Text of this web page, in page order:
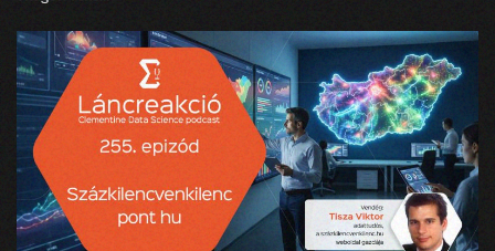
128 - Hol áll hazánk az MI-világlistán?
127 - Ügyfélszolgálat vagy profitorientált időhúzás?
126 - Béla beindul az OSINT-ra!
125 - MI is csak emberek vagyunk!
124 - Munkahelyi románcot fogott a csalásdetektor